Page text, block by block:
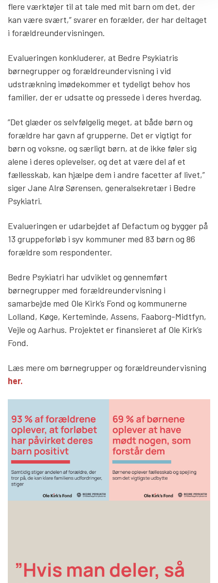
flere værktøjer til at tale med mit barn om det, der
kan være svært,” svarer en forælder, der har deltaget
i forældreundervisningen.
Evalueringen konkluderer, at Bedre Psykiatris
børnegrupper og forældreundervisning i vid
udstrækning imødekommer et tydeligt behov hos
familier, der er udsatte og pressede i deres hverdag.
”Det glæder os selvfølgelig meget, at både børn og
forældre har gavn af grupperne. Det er vigtigt for
børn og voksne, og særligt børn, at de ikke føler sig
alene i deres oplevelser, og det at være del af et
fællesskab, kan hjælpe dem i andre facetter af livet,”
siger Jane Alrø Sørensen, generalsekretær i Bedre
Psykiatri.
Evalueringen er udarbejdet af Defactum og bygger på
13 gruppeforløb i syv kommuner med 83 børn og 86
forældre som respondenter.
Bedre Psykiatri har udviklet og gennemført
børnegrupper med forældreundervisning i
samarbejde med Ole Kirk’s Fond og kommunerne
Lolland, Køge, Kerteminde, Assens, Faaborg-Midtfyn,
Vejle og Aarhus. Projektet er finansieret af Ole Kirk’s
Fond.
Læs mere om børnegrupper og forældreundervisning
her.